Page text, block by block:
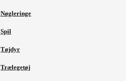
Nøgleringe
Spil
Tøjdyr
Trælegetøj